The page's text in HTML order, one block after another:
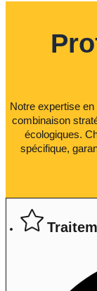
Notre expertise
combinaison
écologiques.
spécifique,